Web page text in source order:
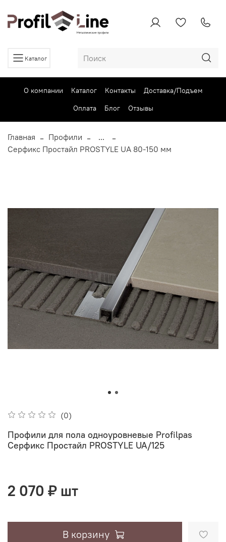
Каталог
О компании Каталог Контакты
Доставка/Подъем
Оплата
Блог Отзывы
Главная Профили
...
Серфикс Простайл PROSTYLE UA 80-150 мм
(0)
Профили для пола одноуровневые Profilpas
Серфикс Простайл PROSTYLE UA/125
2 070 ₽ шт
В корзину